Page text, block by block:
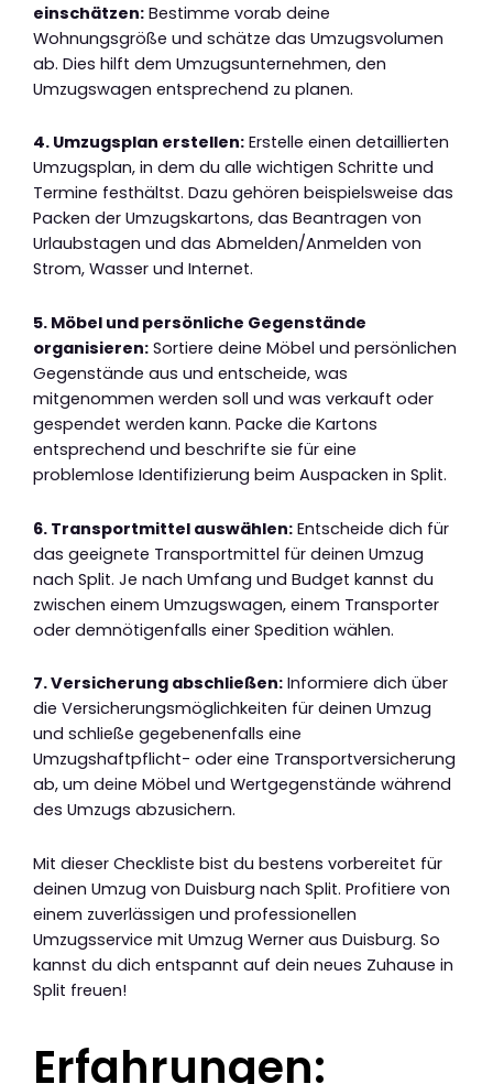
einschätzen: Bestimme vorab deine
Wohnungsgröße und schätze das Umzugsvolumen
ab. Dies hilft dem Umzugsunternehmen, den
Umzugswagen entsprechend zu planen.
4. Umzugsplan erstellen: Erstelle einen detaillierten
Umzugsplan, in dem du alle wichtigen Schritte und
Termine festhältst. Dazu gehören beispielsweise das
Packen der Umzugskartons, das Beantragen von
Urlaubstagen und das Abmelden/Anmelden von
Strom, Wasser und Internet.
5. Möbel und persönliche Gegenstände
organisieren: Sortiere deine Möbel und persönlichen
Gegenstände aus und entscheide, was
mitgenommen werden soll und was verkauft oder
gespendet werden kann. Packe die Kartons
entsprechend und beschrifte sie für eine
problemlose Identifizierung beim Auspacken in Split.
6. Transportmittel auswählen: Entscheide dich für
das geeignete Transportmittel für deinen Umzug
nach Split. Je nach Umfang und Budget kannst du
zwischen einem Umzugswagen, einem Transporter
oder demnötigenfalls einer Spedition wählen.
7. Versicherung abschließen: Informiere dich über
die Versicherungsmöglichkeiten für deinen Umzug
und schließe gegebenenfalls eine
Umzugshaftpflicht- oder eine Transportversicherung
ab, um deine Möbel und Wertgegenstände während
des Umzugs abzusichern.
Mit dieser Checkliste bist du bestens vorbereitet für
deinen Umzug von Duisburg nach Split. Profitiere von
einem zuverlässigen und professionellen
Umzugsservice mit Umzug Werner aus Duisburg. So
kannst du dich entspannt auf dein neues Zuhause in
Split freuen!
Erfahrungen: